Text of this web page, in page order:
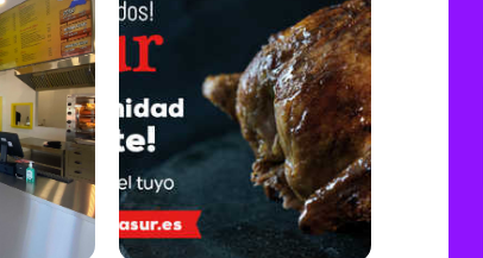
05 de noviembre
VER MÁS